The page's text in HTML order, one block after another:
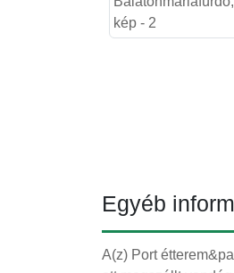
Egyéb
A(z) Port